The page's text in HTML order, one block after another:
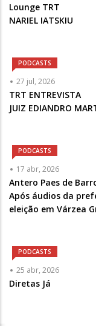
ou
Chamada
Lounge TRT
NARIEL IATSKIU
PODCASTS
27 jul, 2026
Articulista
ou
Chamada
TRT ENTREVISTA
JUIZ EDIANDRO
PODCASTS
17 abr, 2026
Articulista
ou
Chamada
-
Antero Paes de
Após áudios da
eleição em Várzea
PODCASTS
25 abr, 2026
Diretas Já